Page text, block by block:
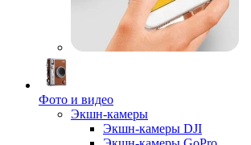
Фото и видео
Экшн-камеры
Экшн-камеры DJI